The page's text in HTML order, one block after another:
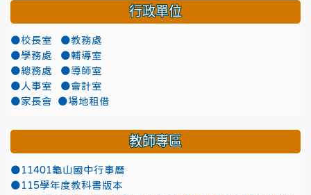
行政單位
●校長室
●教務處
●學務處
●輔導室
●總務處
●導師室
●人事室
●會計室
●家長會
●場地租借
教師專區
●11401龜山國中行事曆
●115學年度教科書版本